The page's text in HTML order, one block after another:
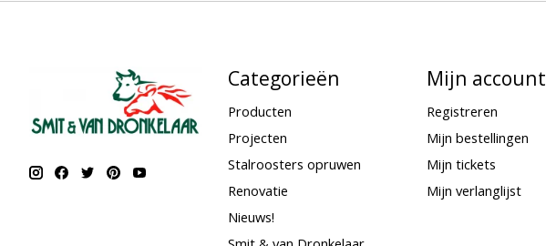
Categorieën
Producten
Projecten
Stalroosters opruwen
Renovatie
Nieuws!
Mijn account
Registreren
Mijn bestellingen
Mijn tickets
Mijn verlanglijst